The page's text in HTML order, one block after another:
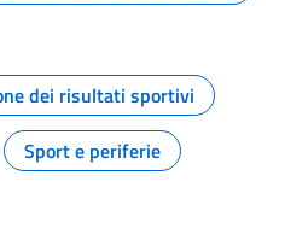
dei risultati sportivi
Sport e periferie